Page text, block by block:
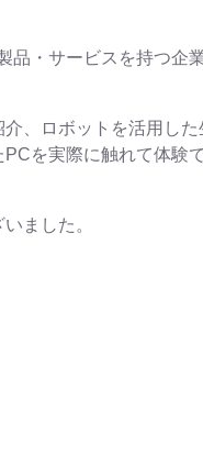
氏 塩塚光哲 氏
・サービスを持つ企
、ロボットを活用し
を実際に触れて体験
ました。